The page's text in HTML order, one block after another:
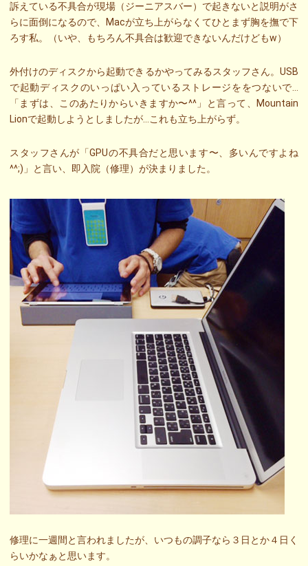
訴えている不具合が現場（ジーニアスバー）で起きないと説明がさ
らに面倒になるので、Macが立ち上がらなくてひとまず胸を撫で下
ろす私。（いや、もちろん不具合は歓迎できないんだけどもw）
外付けのディスクから起動できるかやってみるスタッフさん。USB
で起動ディスクのいっぱい入っているストレージををつないで…
「まずは、このあたりからいきますか〜^^」と言って、Mountain
Lionで起動しようとしましたが…これも立ち上がらず。
スタッフさんが「GPUの不具合だと思います〜、多いんですよね
^^;)」と言い、即入院（修理）が決まりました。
修理に一週間と言われましたが、いつもの調子なら３日とか４日く
らいかなぁと思います。